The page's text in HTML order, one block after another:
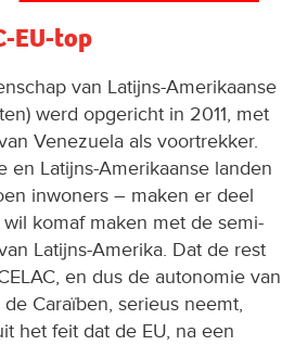
EU-top
van Latijns-Amerikaanse
werd opgericht in 2011, met
Venezuela als voortrekker.
en Latijns-Amerikaanse landen
inwoners – maken er deel
wil komaf maken met de semi-
Latijns-Amerika. Dat de rest
en dus de autonomie van
Caraïben, serieus neemt,
het feit dat de EU, na een